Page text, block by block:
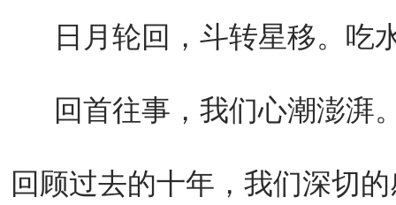
日月轮回，斗转星移。吃
回首往事，我们心潮澎湃
回顾过去的十年，我们深切